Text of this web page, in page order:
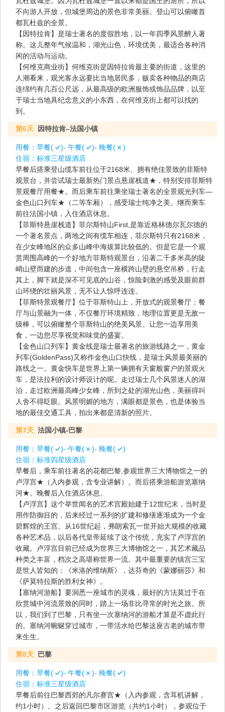
不向游人开放，但城堡周边的景色非常美丽。登山可以俯瞰首
都瓦杜兹的全景。
【因特拉肯】是瑞士著名的度假胜地，以一年四季风景醉人著
称。这儿整年气候温和，湖光山色，环境优美，最适合各种消
闲的活动与运动。
【何维克商业街】何维克街是因特拉肯最主要的街道，这里的
人潮看来，观光客永远要比当地居民多，贩卖各种物品的商店
连绵约有几百公尺远，从最高级的欧洲服饰或饰品品牌，以至
于瑞士当地具纪念意义的小东西，在何维克街上都可以找的
到。
第6天 因特拉肯–法国小镇
用餐： 早餐( )- 午餐( )- 晚餐(
)
住宿： 标准三星级酒店
早餐后搭乘登山缆车前往位于2168米、拥有绝佳景致的菲斯特
观景台，并尝试瑞士最新热门景点悬崖栈道★，特别安排菲斯特
景观餐厅用餐★。而后乘车前往乘坐瑞士著名的全景观光列车—
金色山口列车★（二等车厢），感受瑞士纯净之美。继而乘车
前往法国小镇，入住酒店休息。
【菲斯特悬崖栈道】菲尔斯特山First,是靠近格林德尔瓦尔德的
一个著名景点，两地之间有缆车相连，菲尔斯特只有2168米，
在少女峰地区的众多山峰中海拔算比较低的。但是它是一个观
赏周围高峰的一个好地方菲斯特观景台，沿著二千多米高的陡
峭山壁而建的步道，中间包含一座横跨山壁的悬空吊桥，行走
其上，脚下就是深不可见底的山谷，惊险刺激的感受及眼前群
山环绕的壮丽风景，无不让人惊呼连连。
【菲斯特景观餐厅】位于菲斯特山上，开放式的观景餐厅；餐
厅与山景融为一体，不仅餐厅环境精致，地理位置更是无敌一
级棒，可以俯瞰整个菲斯特山的绝美风景。让您一边享用美
食，一边您尽享视觉和味觉的盛宴。
【金色山口列车】黄金线是瑞士最著名的旅游线路之一，黄金
列车(GoldenPass)又称作金色山口快线，是瑞士风景最美丽的
路线之一。黄金快车是世界上第一辆拥有天窗般窗户的景观火
车，是法拉利的设计师设计的呢。走过瑞士几个风景迷人的湖
泊，走过欧洲最高峰少女峰，所到之处的湖光山色，美丽得叫
人舍不得眨眼。风景明媚的地方，满眼都是景色，也是体验当
地的最佳交通工具，拍出来都是清新的照片。
第7天 法国小镇-巴黎
用餐： 早餐( )- 午餐( )- 晚餐(
)
住宿： 标准四星级酒店
早餐后，乘车前往著名的花都巴黎,参观世界三大博物馆之一的
卢浮宫★（入内参观，含专业讲解）。而后搭乘游船游览塞纳
河★。晚餐后入住酒店休息。
【卢浮宫】这个举世闻名的艺术宫殿始建于12世纪末，当时是
用作防御目的，后来经过一系列的扩建和修缮逐渐成为一个金
碧辉煌的王宫。从16世纪起，弗朗索瓦一世开始大规模的收藏
各种艺术品，以后各代皇帝延续了这个传统，充实了卢浮宫的
收藏。卢浮宫目前已经成为世界三大博物馆之一，其艺术藏品
种类之丰富，档次之高堪称世界一流。其中最重要的镇宫三宝
是世人皆知的：《米洛的维纳斯》，达芬奇的《蒙娜丽莎》和
《萨莫特拉斯的胜利女神》。
【塞纳河游船】要洞悉一座城市的灵魂，最好的方法莫过于在
欣赏城中河流景致的同时，踏上一场非比寻常的时光之旅。所
以，我们到了巴黎，只有坐一次塞纳河的游船才算是不虚此行
的。塞纳河蜿蜒穿过城市，一带活水给巴黎这座古老的城市带
来生生。
第8天 巴黎
用餐： 早餐( )- 午餐( )- 晚餐(
)
住宿： 标准三星级酒店
早餐后前往巴黎西郊的凡尔赛宫★（入内参观，含耳机讲解，
约1小时）。之后返回巴黎市区游览（共约1小时），参观位于